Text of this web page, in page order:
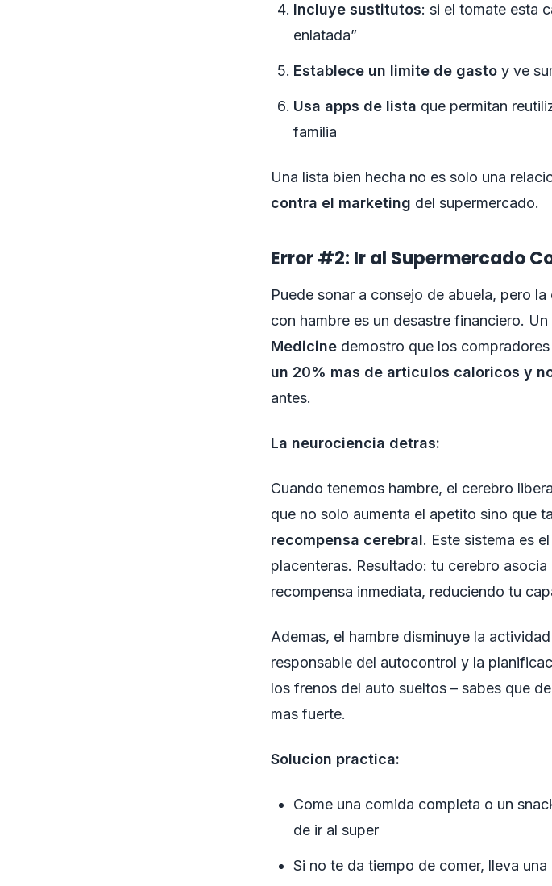
Incluye sustitutos: si el tomate esta
enlatada”
Establece un limite de gasto y ve
Usa apps de lista que permitan
familia
Una lista bien hecha no es solo una
contra el marketing del supermercado.
Error #2: Ir al Supermercado
Puede sonar a consejo de abuela, pero
con hambre es un desastre financiero.
Medicine demostro que los
un 20% mas de articulos caloricos y
antes.
La neurociencia detras:
Cuando tenemos hambre, el cerebro libera
que no solo aumenta el apetito sino que
recompensa cerebral. Este sistema es
placenteras. Resultado: tu cerebro
recompensa inmediata, reduciendo tu
Ademas, el hambre disminuye la
responsable del autocontrol y la
los frenos del auto sueltos – sabes que
mas fuerte.
Solucion practica:
Come una comida completa o un
de ir al super
Si no te da tiempo de comer, lleva una